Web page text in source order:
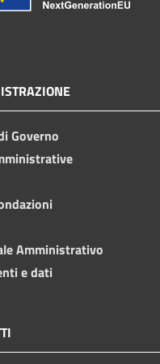
Governo
Amministrativo
e dati